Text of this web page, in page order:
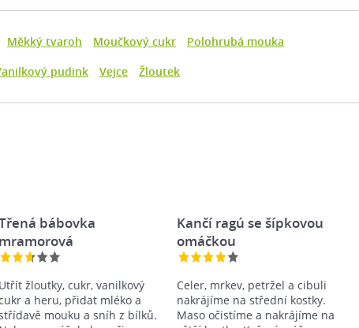
Měkký tvaroh Moučkový cukr
Polohrubá mouka
pudink Vejce Žloutek
bábovka
mramorová
Utřít žloutky, cukr, vanilkový
a heru, přidat mléko a
mouku a sníh z bílků.
Kančí ragú se šípkovou
omáčkou
Celer, mrkev, petržel a cibuli
nakrájíme na střední kostky.
Maso očistíme a nakrájíme na